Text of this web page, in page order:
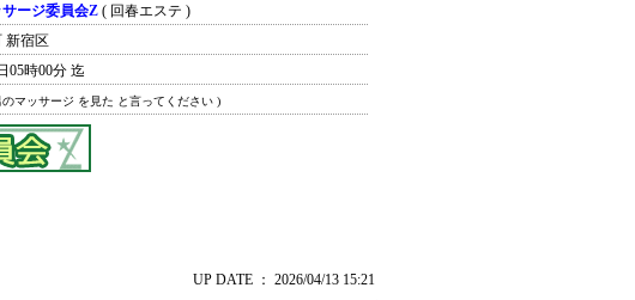
ージ委員会Z ( 回春エステ )
新宿区
05時00分 迄
のマッサージ を見た と言ってください )
UP DATE ： 2026/04/13 15:21